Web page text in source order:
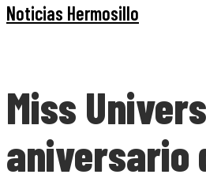
Noticias Hermosillo
Miss
aniversario